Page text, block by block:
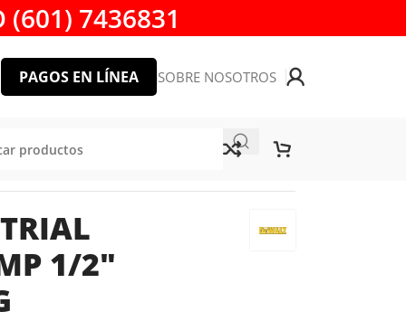
(601) 7436831
PAGOS EN LÍNEA SOBRE NOSOTROS
1/2″